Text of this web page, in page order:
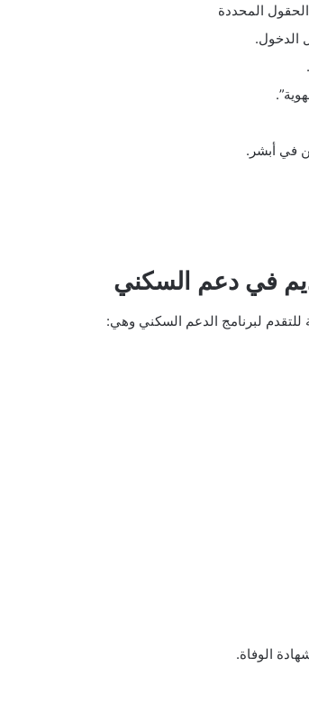
المحددة
الدخول.
في أبشر.
في دعم السكني
لبرنامج الدعم السكني وهي:
الوفاة.